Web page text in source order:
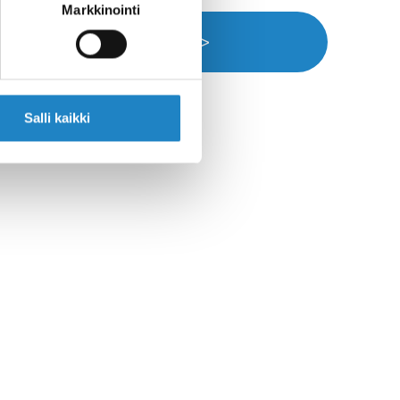
Markkinointi
Salli kaikki
Navigation >>